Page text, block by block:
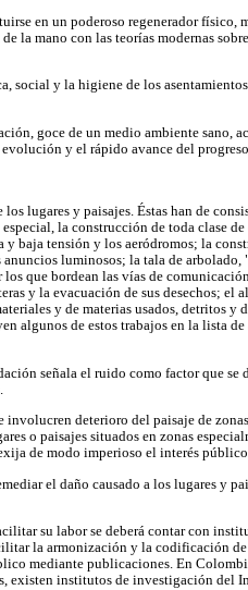
en un poderoso regenerador físico,
la mano con las teorías modernas
social y la higiene de los
goce de un medio ambiente sano,
y el rápido avance del
los lugares y paisajes. Éstas han de
la construcción de toda clase
baja tensión y los aeródromos; la
luminosos; la tala de
que bordean las vías de
y la evacuación de sus desechos; el
y de materias usados, detritos y
algunos de estos trabajos en la lista
señala el ruido como factor que se
deterioro del paisaje de
o paisajes situados en zonas
de modo imperioso el interés
el daño causado a los lugares y
su labor se deberá contar con
la armonización y la codificación
mediante publicaciones. En
existen institutos de investigación del